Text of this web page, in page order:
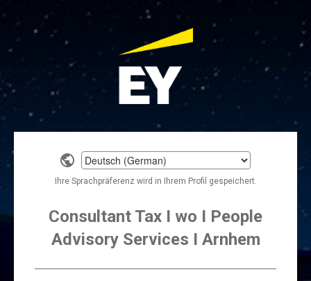
Select
a
language
Ihre Sprachpräferenz wird in Ihrem Profil gespeichert.
Consultant Tax I wo I People
Advisory Services I Arnhem